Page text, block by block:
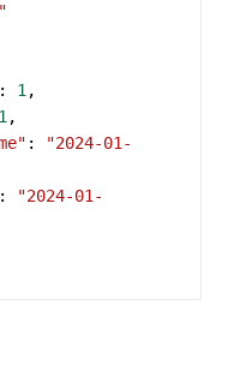
: 1 ,
1 ,
:
"2024-01-
:
"2024-01-